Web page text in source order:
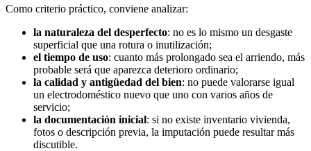
Como criterio práctico, conviene analizar:
la naturaleza del desperfecto: no es lo mismo un desgaste
superficial que una rotura o inutilización;
el tiempo de uso: cuanto más prolongado sea el arriendo, más
probable será que aparezca deterioro ordinario;
la calidad y antigüedad del bien: no puede valorarse igual
un electrodoméstico nuevo que uno con varios años de
servicio;
la documentación inicial: si no existe inventario vivienda,
fotos o descripción previa, la imputación puede resultar más
discutible.